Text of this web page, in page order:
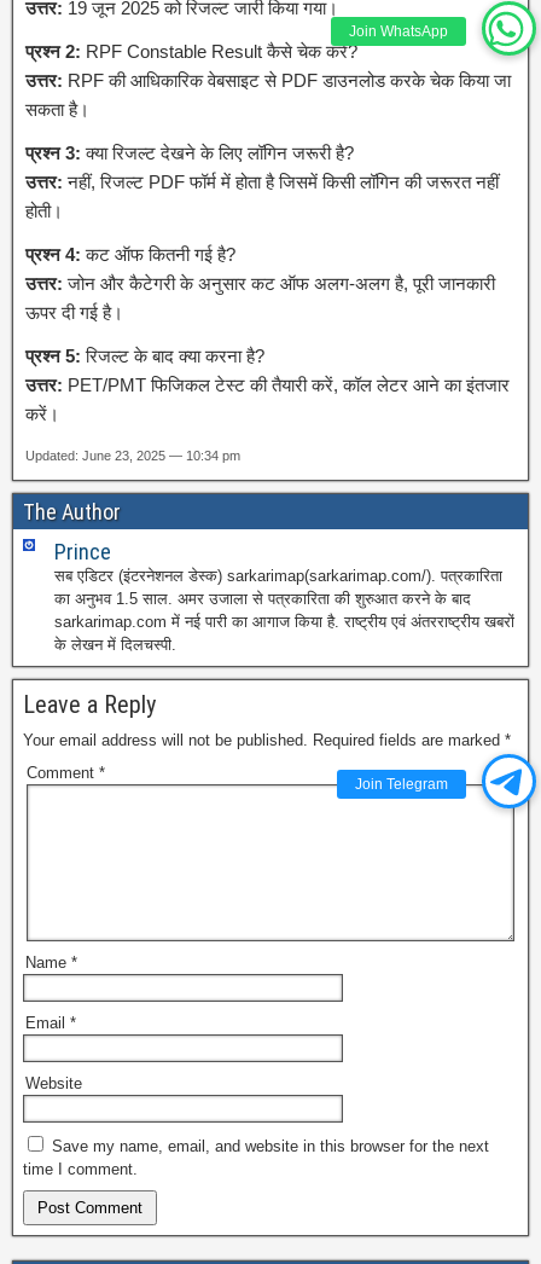
Join WhatsApp
Join Telegram
उत्तर: 19 जून 2025 को रिजल्ट जारी किया गया।
प्रश्न 2: RPF Constable Result कैसे चेक करें?
उत्तर: RPF की आधिकारिक वेबसाइट से PDF डाउनलोड करके चेक किया जा
सकता है।
प्रश्न 3: क्या रिजल्ट देखने के लिए लॉगिन जरूरी है?
उत्तर: नहीं, रिजल्ट PDF फॉर्म में होता है जिसमें किसी लॉगिन की जरूरत नहीं
होती।
प्रश्न 4: कट ऑफ कितनी गई है?
उत्तर: जोन और कैटेगरी के अनुसार कट ऑफ अलग-अलग है, पूरी जानकारी
ऊपर दी गई है।
प्रश्न 5: रिजल्ट के बाद क्या करना है?
उत्तर: PET/PMT फिजिकल टेस्ट की तैयारी करें, कॉल लेटर आने का इंतजार
करें।
Updated: June 23, 2025 — 10:34 pm
The Author
Prince
सब एडिटर (इंटरनेशनल डेस्क) sarkarimap(sarkarimap.com/). पत्रकारिता
का अनुभव 1.5 साल. अमर उजाला से पत्रकारिता की शुरुआत करने के बाद
sarkarimap.com में नई पारी का आगाज किया है. राष्ट्रीय एवं अंतरराष्ट्रीय खबरों
के लेखन में दिलचस्पी.
Leave a Reply
Your email address will not be published. Required fields are marked *
Comment *
Name *
Email *
Website
Save my name, email, and website in this browser for the next
time I comment.